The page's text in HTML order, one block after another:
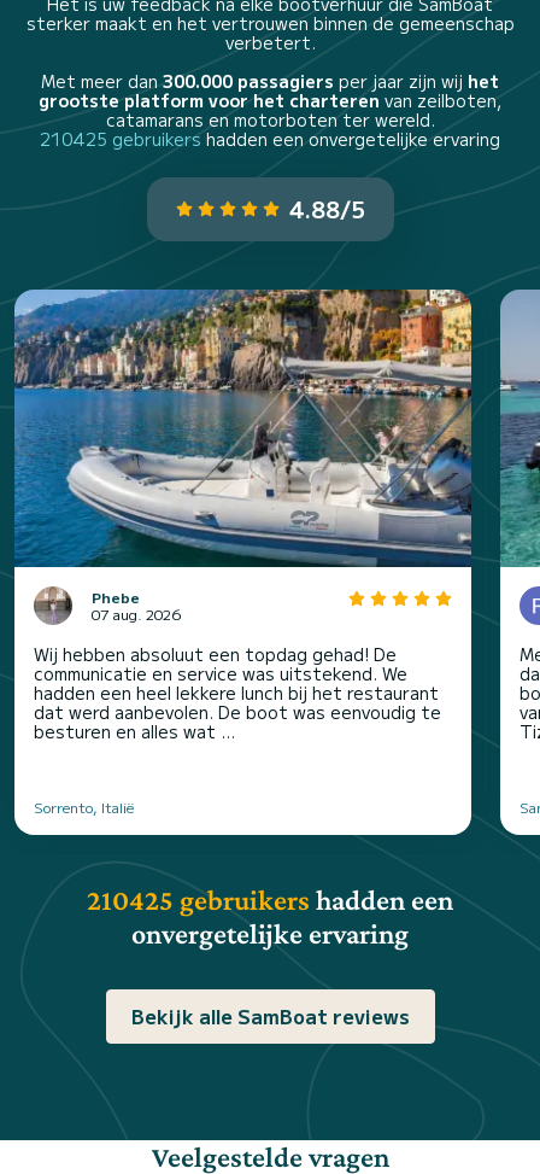
sterker maakt en het vertrouwen binnen de gemeenschap
verbetert.
Met meer dan300.000 passagiers per jaar zijn wij het
grootste platform voor het charteren van zeilboten,
catamarans en motorboten ter wereld.
210425 gebruikershadden een onvergetelijke ervaring
4.88/5
Phebe
07 aug. 2026
Wij hebben absoluut een topdag gehad! De
communicatie en service was uitstekend. We
hadden een heel lekkere lunch bij het restaurant
dat werd aanbevolen. De boot was eenvoudig te
besturen en alles wat ...
Sorrento, Italië
210425 gebruikers hadden een
onvergetelijke ervaring
Bekijk alle SamBoat reviews
Veelgestelde vragen